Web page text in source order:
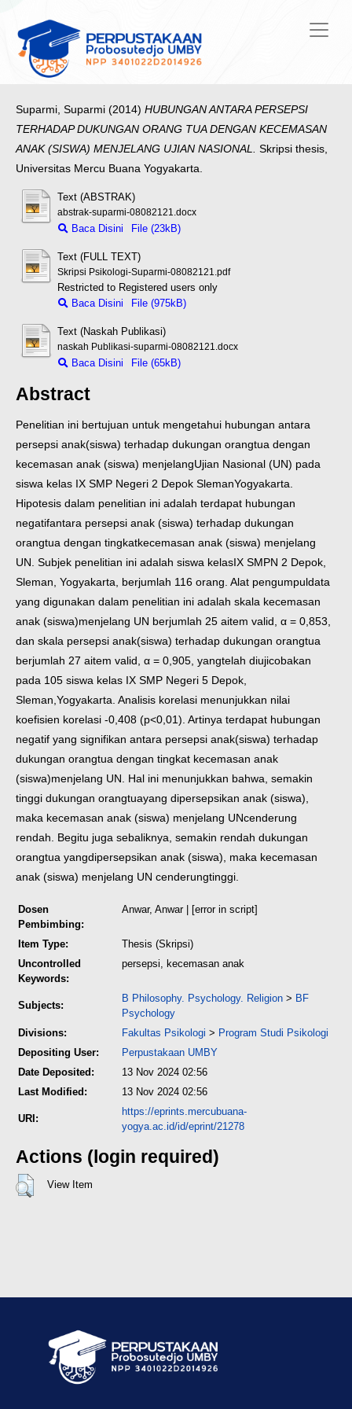
Suparmi, Suparmi (2014) HUBUNGAN ANTARA PERSEPSI
TERHADAP DUKUNGAN ORANG TUA DENGAN KECEMASAN
ANAK (SISWA) MENJELANG UJIAN NASIONAL. Skripsi thesis,
Universitas Mercu Buana Yogyakarta.
Text (ABSTRAK)
abstrak-suparmi-08082121.docx
Baca Disini File (23kB)
Text (FULL TEXT)
Skripsi Psikologi-Suparmi-08082121.pdf
Restricted to Registered users only
Baca Disini
File (975kB)
Text (Naskah Publikasi)
naskah Publikasi-suparmi-08082121.docx
Baca Disini File (65kB)
Abstract
Penelitian ini bertujuan untuk mengetahui hubungan antara
persepsi anak(siswa) terhadap dukungan orangtua dengan
kecemasan anak (siswa) menjelangUjian Nasional (UN) pada
siswa kelas IX SMP Negeri 2 Depok SlemanYogyakarta.
Hipotesis dalam penelitian ini adalah terdapat hubungan
negatifantara persepsi anak (siswa) terhadap dukungan
orangtua dengan tingkatkecemasan anak (siswa) menjelang
UN. Subjek penelitian ini adalah siswa kelasIX SMPN 2 Depok,
Sleman, Yogyakarta, berjumlah 116 orang. Alat pengumpuldata
yang digunakan dalam penelitian ini adalah skala kecemasan
anak (siswa)menjelang UN berjumlah 25 aitem valid, α = 0,853,
dan skala persepsi anak(siswa) terhadap dukungan orangtua
berjumlah 27 aitem valid, α = 0,905, yangtelah diujicobakan
pada 105 siswa kelas IX SMP Negeri 5 Depok,
Sleman, Yogyakarta. Analisis korelasi menunjukkan nilai
koefisien korelasi -0,408 (p<0,01). Artinya terdapat hubungan
negatif yang signifikan antara persepsi anak(siswa) terhadap
dukungan orangtua dengan tingkat kecemasan anak
(siswa)menjelang UN. Hal ini menunjukkan bahwa, semakin
tinggi dukungan orangtuayang dipersepsikan anak (siswa),
maka kecemasan anak (siswa) menjelang UNcenderung
rendah. Begitu juga sebaliknya, semakin rendah dukungan
orangtua yangdipersepsikan anak (siswa), maka kecemasan
anak (siswa) menjelang UN cenderungtinggi.
Dosen
Pembimbing:
Anwar, Anwar| [error in script]
Item Type:
Thesis (Skripsi)
Uncontrolled
Keywords:
persepsi, kecemasan anak
Subjects:
B Philosophy. Psychology. Religion > BF
Psychology
Divisions:
Fakultas Psikologi > Program Studi Psikologi
Depositing User:
Perpustakaan UMBY
Date Deposited:
13 Nov 2024 02:56
Last Modified:
13 Nov 2024 02:56
URI:
https://eprints.mercubuana-
yogya.ac.id/id/eprint/21278
Actions (login required)
View Item